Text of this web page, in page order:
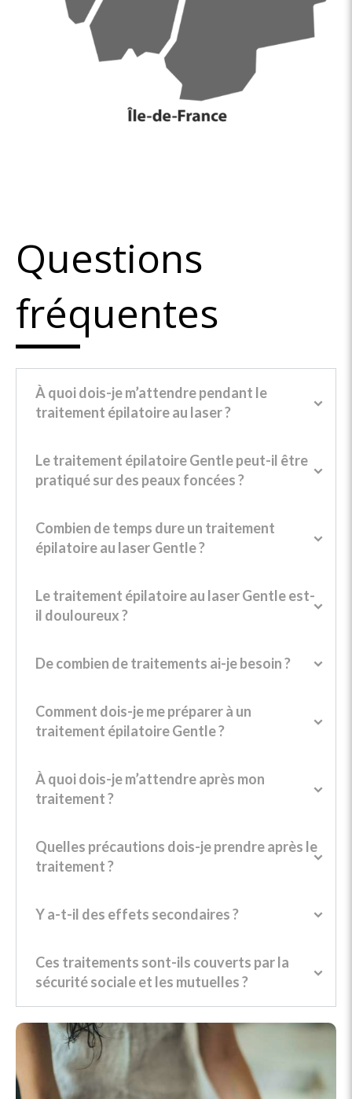
Questions
fréquentes
À quoi dois-je m’attendre pendant le
traitement épilatoire au laser ?
Le traitement épilatoire Gentle peut-il être
pratiqué sur des peaux foncées ?
Combien de temps dure un traitement
épilatoire au laser Gentle ?
Le traitement épilatoire au laser Gentle est-
il douloureux ?
De combien de traitements ai-je besoin ?
Comment dois-je me préparer à un
traitement épilatoire Gentle ?
À quoi dois-je m’attendre après mon
traitement ?
Quelles précautions dois-je prendre après le
traitement ?
Y a-t-il des effets secondaires ?
Ces traitements sont-ils couverts par la
sécurité sociale et les mutuelles ?